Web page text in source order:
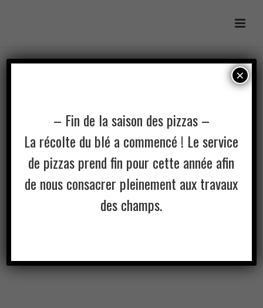
– Fin de la saison des pizzas –
La récolte du blé a commencé ! Le service
de pizzas prend fin pour cette année afin
de nous consacrer pleinement aux travaux
des champs.
×